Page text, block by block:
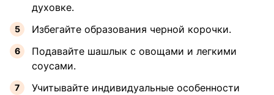
духовке.
Избегайте образования черной корочки.
Подавайте шашлык с овощами и легкими
соусами.
Учитывайте индивидуальные особенности